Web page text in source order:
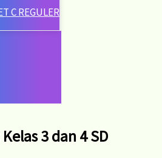
C REGULER
3 dan 4 SD